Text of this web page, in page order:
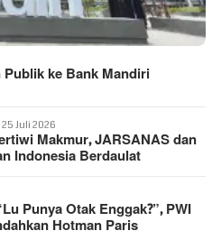
ke Bank Mandiri
25 Juli 2026
Makmur, JARSANAS dan
Indonesia Berdaulat
Punya Otak Enggak?”, PWI
Hotman Paris